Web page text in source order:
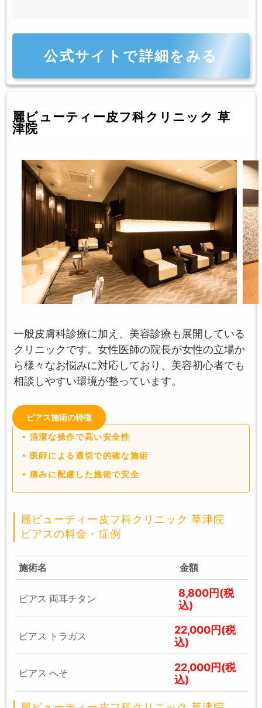
公式サイトで詳細をみる
麗ビューティー皮フ科クリニック 草
津院
一般皮膚科診療に加え、美容診療も展開している
クリニックです。女性医師の院長が女性の立場か
ら様々なお悩みに対応しており、美容初心者でも
相談しやすい環境が整っています。
ピアス施術の特徴
清潔な操作で高い安全性
医師による適切で的確な施術
痛みに配慮した施術で安全
麗ビューティー皮フ科クリニック 草津院
ピアスの料金・症例
施術名 金額
ピアス 両耳チタン
8,800円(税
込)
ピアス トラガス
22,000円(税
込)
ピアス へそ
22,000円(税
込)